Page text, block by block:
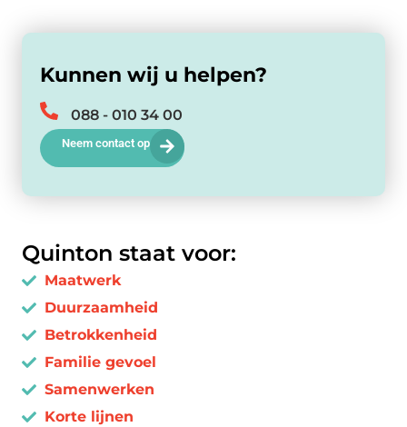
Kunnen wij u helpen?
088 - 010 34 00
Neem contact op
Quinton staat voor:
Maatwerk
Duurzaamheid
Betrokkenheid
Familie gevoel
Samenwerken
Korte lijnen